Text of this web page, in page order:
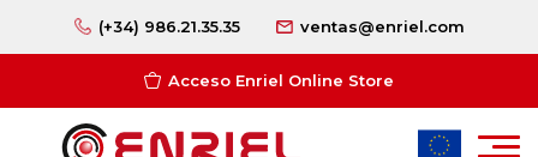
(+34) 986.21.35.35 ventas@enriel.com
Acceso Enriel Online Store